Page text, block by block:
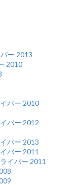
ー 2013
2010
バー 2010
バー 2012
バー 2013
バー 2011
イバー 2011